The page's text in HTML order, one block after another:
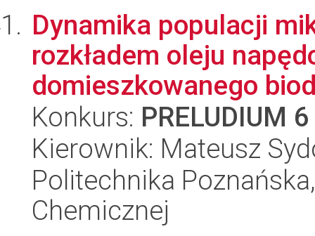
Dynamika populacji
rozkładem oleju
domieszkowanego
Konkurs: PRELUDIUM 6
Kierownik: Mateusz
Politechnika
Chemicznej